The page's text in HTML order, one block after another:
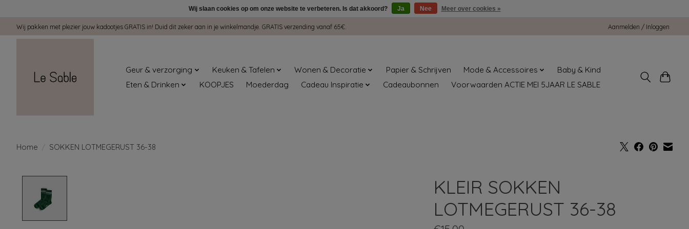
Wij pakken met plezier jouw kadootjes GRATIS in! Duid dit zeker aan in je winkelmandje. GRATIS verzending vanaf 65€. Aanmelden / Inloggen
Geur & verzorging Keuken & Tafelen Wonen & Decoratie Papier & Schrijven Mode & Accessoires
Baby & Kind
Eten & Drinken
KOOPJES Moederdag Cadeau Inspiratie Cadeaubonnen Voorwaarden ACTIE MEI 5JAAR LE SABLE
Home / SOKKEN LOTMEGERUST 36-38
KLEIR SOKKEN
LOTMEGERUST 36-38
Wij slaan cookies op om onze website te verbeteren. Is dat akkoord? Ja Nee Meer over cookies »